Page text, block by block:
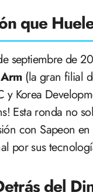
que
septiembre de
Arm(la gran filial
y Korea
Esta ronda no
con Sapeon
por sus
del